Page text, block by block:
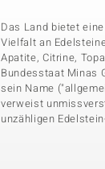
Das Land bietet
Vielfalt an
Apatite, Citrine,
Bundesstaat Minas
sein Name
verweist
unzähligen